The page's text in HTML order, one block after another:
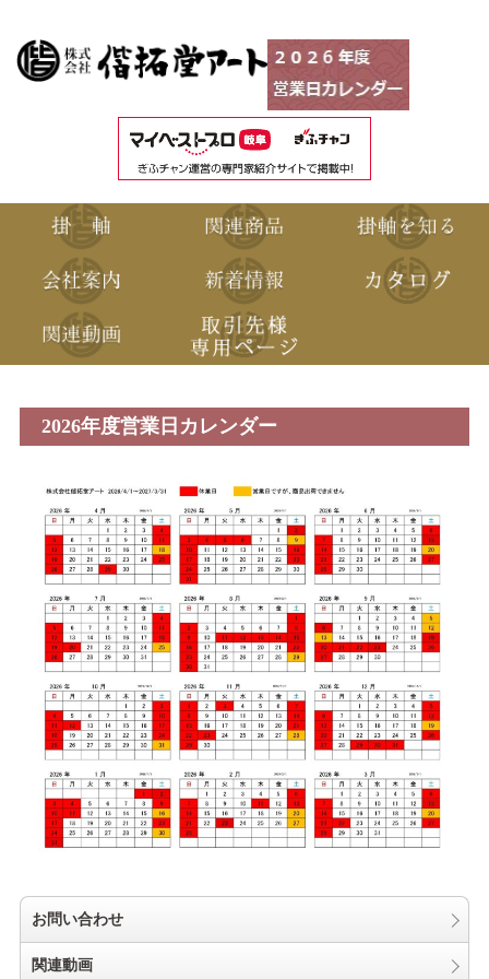
2026年度営業日カレンダー
お問い合わせ
関連動画